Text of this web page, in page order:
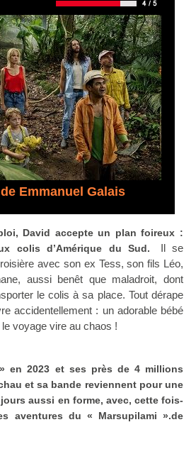
Emmanuel Galais
David accepte un plan foireux :
colis d’Amérique du Sud.
Il se
avec son ex Tess, son fils Léo,
aussi benêt que maladroit, dont
le colis à sa place. Tout dérape
accidentellement : un adorable bébé
voyage vire au chaos !
en 2023 et ses près de 4 millions
et sa bande reviennent pour une
aussi en forme, avec, cette fois-
aventures du « Marsupilami ».de